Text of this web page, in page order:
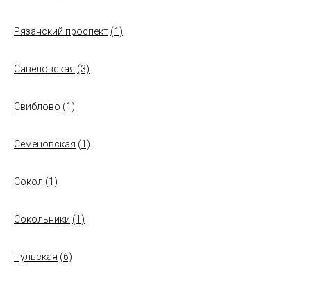
Рязанский проспект (1)
Савеловская (3)
Свиблово (1)
Семеновская (1)
Сокол (1)
Сокольники (1)
Тульская (6)